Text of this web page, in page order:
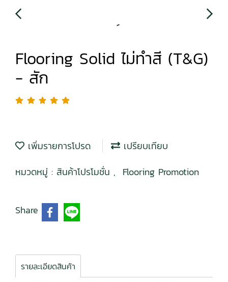
Flooring Solid ไม่ทำสี (T&G)
- สัก
เพิ่มรายการโปรด
เปรียบเทียบ
หมวดหมู่ : สินค้าโปรโมชั่น , Flooring Promotion
Share
รายละเอียดสินค้า